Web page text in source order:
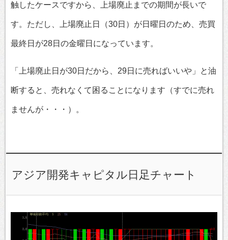
触したケースですから、上場廃止までの期間が長いで
す。ただし、上場廃止日（30日）が日曜日のため、売買
最終日が28日の金曜日になっています。
「上場廃止日が30日だから、29日に売ればいいや」と油
断すると、売れなくて困ることになります（すでに売れ
ませんが・・・）。
アジア開発キャピタル日足チャート